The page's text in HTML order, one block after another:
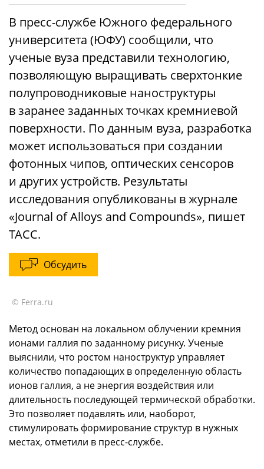
В пресс-службе Южного федерального
университета (ЮФУ) сообщили, что
ученые вуза представили технологию,
позволяющую выращивать сверхтонкие
полупроводниковые наноструктуры
в заранее заданных точках кремниевой
поверхности. По данным вуза, разработка
может использоваться при создании
фотонных чипов, оптических сенсоров
и других устройств. Результаты
исследования опубликованы в журнале
«Journal of Alloys and Compounds», пишет
ТАСС.
Обсудить
© Ferra.ru
Метод основан на локальном облучении кремния
ионами галлия по заданному рисунку. Ученые
выяснили, что ростом наноструктур управляет
количество попадающих в определенную область
ионов галлия, а не энергия воздействия или
длительность последующей термической обработки.
Это позволяет подавлять или, наоборот,
стимулировать формирование структур в нужных
местах, отметили в пресс-службе.